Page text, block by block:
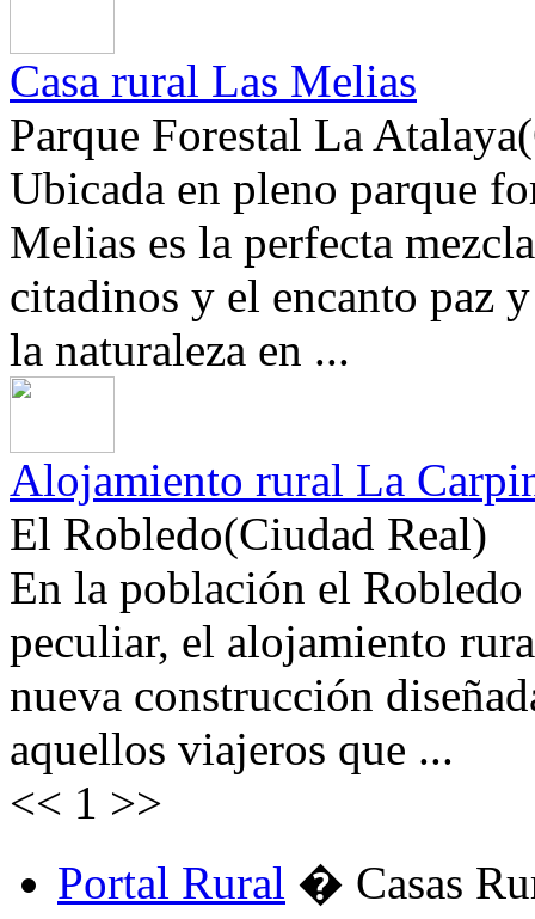
Casa rural Las Melias
Parque Forestal La
Ubicada en pleno parque
Melias es la perfecta
citadinos y el encanto paz
la naturaleza en ...
Alojamiento rural La
El Robledo(Ciudad Real)
En la población el Robledo
peculiar, el alojamiento
nueva construcción
aquellos viajeros que ...
<< 1 >>
Portal Rural � Casas